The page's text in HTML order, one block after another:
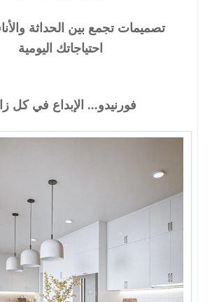
تصميمات تجمع بين الحداثة
احتياجاتك اليومية
فورنيدو... الإبداع في كل